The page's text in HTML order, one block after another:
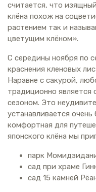
считается, что
клёна похож на
растением так и
цветущим клёном».
С середины ноября по
краснения кленовых
Наравне с сакурой,
традиционно является
сезоном. Это
устанавливается
комфортная для
японского клёна мы
парк
сад при храме
сад 15 камней